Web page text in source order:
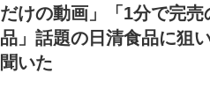
だけの動画」「1分で完売
品」話題の日清食品に狙
聞いた